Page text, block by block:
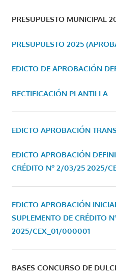
PRESUPUESTO MUNICIPAL
PRESUPUESTO 2025
EDICTO DE APROBACIÓN
RECTIFICACIÓN PLANTILLA
EDICTO APROBACIÓN
EDICTO APROBACIÓN
CRÉDITO Nº 2/03/25 2025/
EDICTO APROBACIÓN
SUPLEMENTO DE CRÉDITO
2025/CEX_01/000001
BASES CONCURSO DE